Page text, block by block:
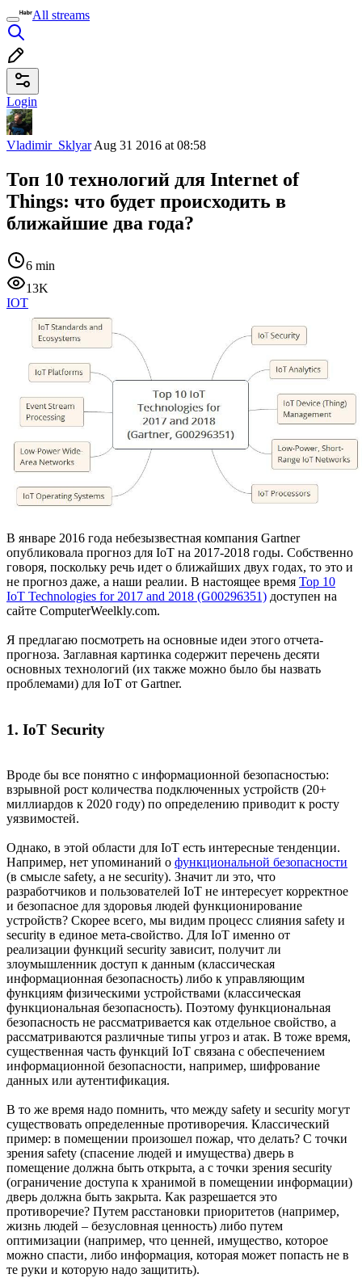
All streams
Login
Vladimir_SklyarAug 31 2016 at 08:58
Топ 10 технологий для Internet of
Things: что будет происходить в
ближайшие два года?
6 min
13K
IOT
В январе 2016 года небезызвестная компания Gartner
опубликовала прогноз для IoT на 2017-2018 годы. Собственно
говоря, поскольку речь идет о ближайших двух годах, то это и
не прогноз даже, а наши реалии. В настоящее время Top 10
IoT Technologies for 2017 and 2018 (G00296351) доступен на
сайте ComputerWeelkly.com.
Я предлагаю посмотреть на основные идеи этого отчета-
прогноза. Заглавная картинка содержит перечень десяти
основных технологий (их также можно было бы назвать
проблемами) для IoT от Gartner.
1. IoT Security
Вроде бы все понятно с информационной безопасностью:
взрывной рост количества подключенных устройств (20+
миллиардов к 2020 году) по определению приводит к росту
уязвимостей.
Однако, в этой области для IoT есть интересные тенденции.
Например, нет упоминаний о функциональной безопасности
(в смысле safety, а не security). Значит ли это, что
разработчиков и пользователей IoT не интересует корректное
и безопасное для здоровья людей функционирование
устройств? Скорее всего, мы видим процесс слияния safety и
security в единое мета-свойство. Для IoT именно от
реализации функций security зависит, получит ли
злоумышленник доступ к данным (классическая
информационная безопасность) либо к управляющим
функциям физическими устройствами (классическая
функциональная безопасность). Поэтому функциональная
безопасность не рассматривается как отдельное свойство, а
рассматриваются различные типы угроз и атак. В тоже время,
существенная часть функций IoT связана с обеспечением
информационной безопасности, например, шифрование
данных или аутентификация.
В то же время надо помнить, что между safety и security могут
существовать определенные противоречия. Классический
пример: в помещении произошел пожар, что делать? С точки
зрения safety (спасение людей и имущества) дверь в
помещение должна быть открыта, а с точки зрения security
(ограничение доступа к хранимой в помещении информации)
дверь должна быть закрыта. Как разрешается это
противоречие? Путем расстановки приоритетов (например,
жизнь людей – безусловная ценность) либо путем
оптимизации (например, что ценней, имущество, которое
можно спасти, либо информация, которая может попасть не в
те руки и которую надо защитить).